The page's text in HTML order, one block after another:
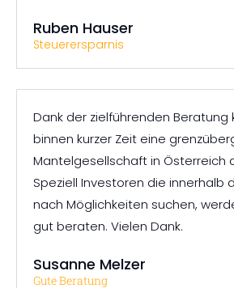
Ruben Hauser
Steuerersparnis
Dank der zielführenden Beratung
binnen kurzer Zeit eine
Mantelgesellschaft in Österreich
Speziell Investoren die innerhalb
nach Möglichkeiten suchen,
gut beraten. Vielen Dank.
Susanne Melzer
Gute Beratung